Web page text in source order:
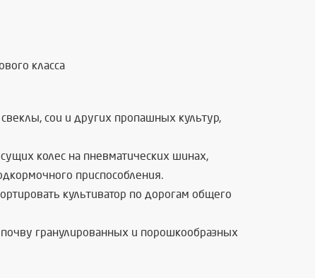
класса
сои и других пропашных культур,
колес на пневматических шинах,
приспособления.
культиватор по дорогам общего
гранулированных и порошкообразных